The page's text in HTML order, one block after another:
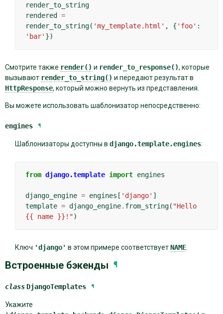
render_to_string
rendered
=
render_to_string( 'my_template.html' , { 'foo' :
'bar' })
Смотрите также render() и render_to_response(), которые
вызывают render_to_string() и передают результат в
HttpResponse, который можно вернуть из представления.
Вы можете использовать шаблонизатор непосредственно:
engines ¶
Шаблонизаторы доступны в django.template.engines:
from django.template import engines
django_engine = engines [ 'django' ]
template = django_engine. from_string( "Hello
{{ name }}!")
Ключ 'django' в этом примере соответствуетNAME.
Встроенные бэкенды ¶
class DjangoTemplates ¶
Укажите